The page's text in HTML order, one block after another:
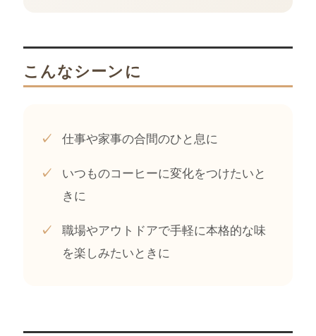
こんなシーンに
✓ 仕事や家事の合間のひと息に
✓
いつものコーヒーに変化をつけたいと
きに
✓
職場やアウトドアで手軽に本格的な味
を楽しみたいときに